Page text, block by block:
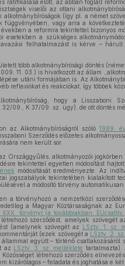
ratifikálása előtt, az abban foglalt
viselői az ottani
alkotmánybíróságok (így pl. a német
függvényében, vagy arra a
a reformra tekintettel bizonyos
esetekben a szükséges
felhatalmazást is kérve –
több alkotmánybírósági döntés
11. 03.) is hivatkozott az állam
utáni formájában is. Az
reflexiókat és reakciókat, így többek
hogy a Lisszaboni
09., K 37/09. sz. ügy), de ott döntés
az Alkotmánybíróságról szóló1989.
Szerződés előzetes
nem került sor.
Országgyűlés, alkotmányozói
tekintettel egyetlen módosítást
módosítását eredményezte. Az
jogszabályok tekintetében kialakított
a módosító törvény
a törvényhozó a nemzetközi
a Magyar Köztársaságnak az
törvényt (a továbbiakban:
létrehozó szerződést, amelyek szövegét
(amelynek szövegét az LSztv. 1. sz.
(ezek szövegét a LSztv. 2.
állammal együtt – történő
az LSztv. 3. sz. melléklete tartalmazta).
létrehozó szerződés
kizárólagos – feladata és joghatása e